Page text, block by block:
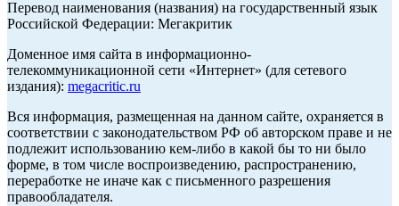
Перевод наименования (названия) на государственный язык
Российской Федерации: Мегакритик
Доменное имя сайта в информационно-
телекоммуникационной сети «Интернет» (для сетевого
издания): megacritic.ru
Вся информация, размещенная на данном сайте, охраняется в
соответствии с законодательством РФ об авторском праве и не
подлежит использованию кем-либо в какой бы то ни было
форме, в том числе воспроизведению, распространению,
переработке не иначе как с письменного разрешения
правообладателя.